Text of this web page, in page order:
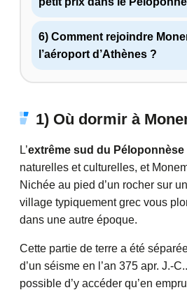
6) Comment rejoindre
l’aéroport d’Athènes ?
1) Où dormir à
L’extrême sud du Péloponnèse
naturelles et culturelles, et
Nichée au pied d’un rocher sur
village typiquement grec vous
dans une autre époque.
Cette partie de terre a été
d’un séisme en l’an 375 apr. J.-
possible d’y accéder qu’en